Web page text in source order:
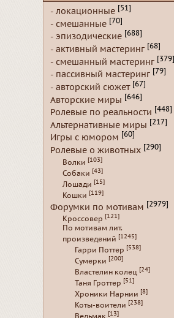
- локационные [51]
- смешанные [70]
- эпизодические [688]
- активный мастеринг [68]
- смешанный мастеринг [379]
- пассивный мастеринг [79]
- авторский сюжет [67]
Авторские миры [646]
Ролевые по реальности [448]
Альтернативные миры [217]
Игры с юмором [60]
Ролевые о животных [290]
Волки [103]
Собаки [43]
Лошади [15]
Кошки [119]
Форумки по мотивам [2979]
Кроссовер [121]
По мотивам лит.
произведений [1245]
Гарри Поттер [538]
Сумерки [200]
Властелин колец [24]
Таня Гроттер [51]
Хроники Нарнии [8]
Коты-воители [238]
[13]